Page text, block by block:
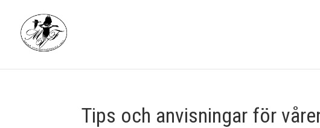
Tips och anvisningar för